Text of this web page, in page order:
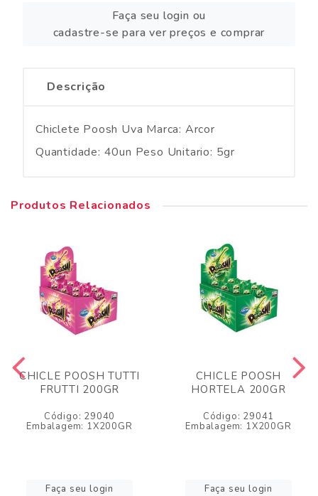
Faça seu login ou
cadastre-se para ver preços e comprar
Descrição
Chiclete Poosh Uva Marca: Arcor
Quantidade: 40un Peso Unitario: 5gr
Produtos Relacionados
CHICLE POOSH TUTTI
FRUTTI 200GR
Código: 29040
Embalagem: 1X200GR
Faça seu login
CHICLE POOSH
HORTELA 200GR
Código: 29041
Embalagem: 1X200GR
Faça seu login